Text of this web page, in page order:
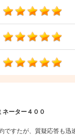
ネーター４００
ですたが、質疑応答も迅